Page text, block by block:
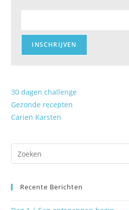
30 dagen challenge
Gezonde recepten
Carien Karsten
Recente Berichten